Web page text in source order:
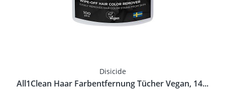
Disicide
All1Clean Haar Farbentfernung Tücher Vegan, 14...